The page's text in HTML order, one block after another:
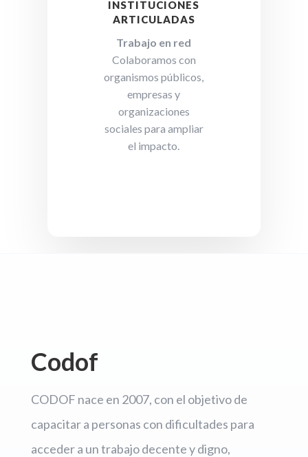
INSTITUCIONES
ARTICULADAS
Trabajo en red
Colaboramos con
organismos públicos,
empresas y
organizaciones
sociales para ampliar
el impacto.
Codof
CODOF nace en 2007, con el objetivo de
capacitar a personas con dificultades para
acceder a un trabajo decente y digno,